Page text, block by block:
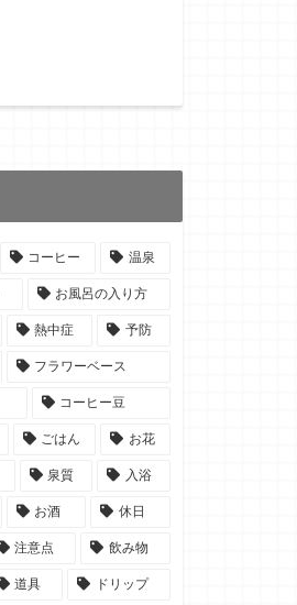
コーヒー 温泉
お風呂の入り方
熱中症 予防
フラワーベース
コーヒー豆
ごはん お花
泉質 入浴
お酒 休日
注意点 飲み物
道具 ドリップ